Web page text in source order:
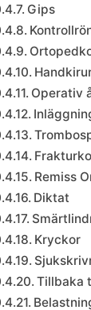
Gips
Operativ
Remiss
Diktat
Kryckor
Tillbaka